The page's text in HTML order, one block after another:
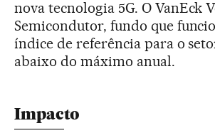
nova tecnologia 5G. O VanEck
Semicondutor, fundo que
índice de referência para o
abaixo do máximo anual.
Impacto